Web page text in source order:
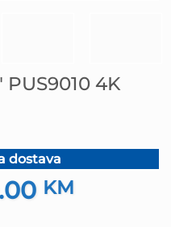
4K
dostava
KM